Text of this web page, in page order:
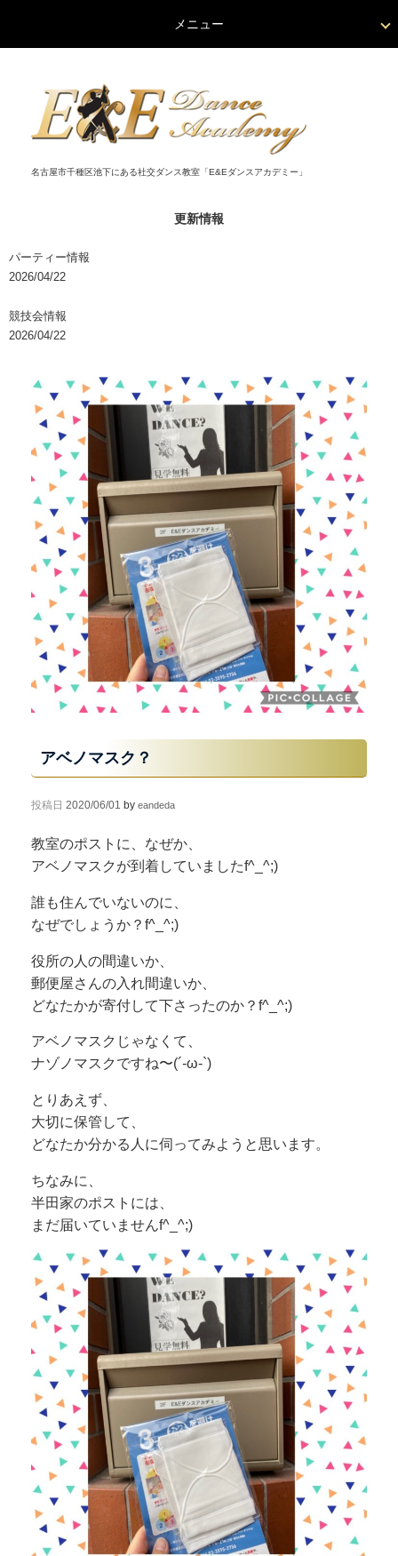
名古屋市千種区池下にある社交ダンス教室「E&Eダンスアカデミー」
更新情報
パーティー情報
2026/04/22
競技会情報
2026/04/22
メニュー
アベノマスク？
投稿日 2020/06/01 by eandeda
教室のポストに、なぜか、
アベノマスクが到着していましたf^_^;)
誰も住んでいないのに、
なぜでしょうか？f^_^;)
役所の人の間違いか、
郵便屋さんの入れ間違いか、
どなたかが寄付して下さったのか？f^_^;)
アベノマスクじゃなくて、
ナゾノマスクですね〜(´-ω-`)
とりあえず、
大切に保管して、
どなたか分かる人に伺ってみようと思います。
ちなみに、
半田家のポストには、
まだ届いていませんf^_^;)